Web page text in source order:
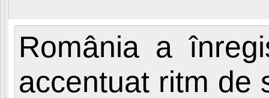
România a
accentuat ritm de